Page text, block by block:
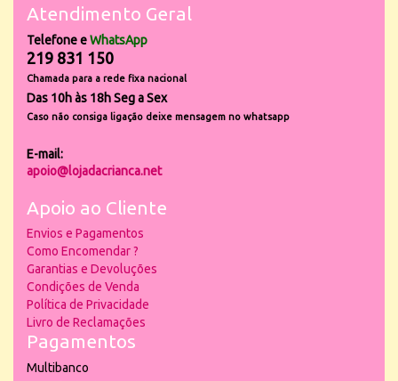
Atendimento Geral
Telefone eWhatsApp
219 831 150
Chamada para a rede fixa nacional
Das 10h às 18h Seg a Sex
Caso não consiga ligação deixe mensagem no whatsapp
E-mail:
apoio@lojadacrianca.net
Apoio ao Cliente
Envios e Pagamentos
Como Encomendar ?
Garantias e Devoluções
Condições de Venda
Política de Privacidade
Livro de Reclamações
Pagamentos
Multibanco